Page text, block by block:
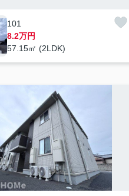
101
8.2万円
57.15㎡ (2LDK)